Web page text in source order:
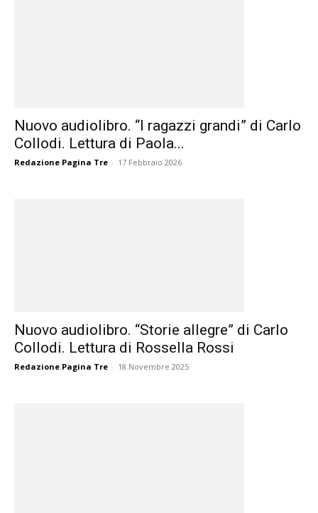
Nuovo audiolibro. “I ragazzi grandi” di Carlo
Collodi. Lettura di Paola...
Redazione Pagina Tre - 17 Febbraio 2026
Nuovo audiolibro. “Storie allegre” di Carlo
Collodi. Lettura di Rossella Rossi
Redazione Pagina Tre - 18 Novembre 2025